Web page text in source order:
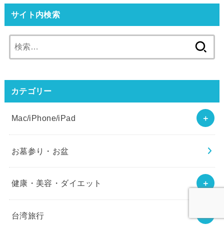
サイト内検索
索:
カテゴリー
Mac/iPhone/iPad
お墓参り・お盆
健康・美容・ダイエット
台湾旅行